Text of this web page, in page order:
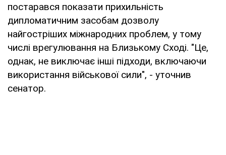
постарався показати прихильність
дипломатичним засобам дозволу
найгостріших міжнародних проблем, у тому
числі врегулювання на Близькому Сході. "Це,
однак, не виключає інші підходи, включаючи
використання військової сили", - уточнив
сенатор.